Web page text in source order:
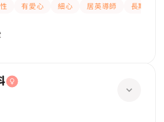
有愛心 細心 居英導師
長期補習